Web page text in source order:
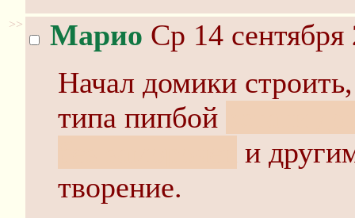
>> Марио Ср 14
Начал домики
типа пипбой
и
творение.